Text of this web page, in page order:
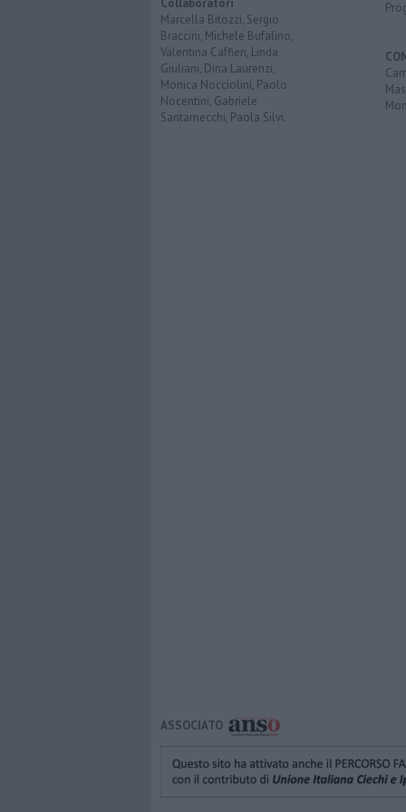
Collaboratori
Marcella Bitozzi, Sergio
Braccini, Michele Bufalino,
Valentina Caffieri, Linda
Giuliani, Dina Laurenzi,
Monica Nocciolini, Paolo
Nocentini, Gabriele
Santarnecchi, Paola Silvi.
ASSOCIATO